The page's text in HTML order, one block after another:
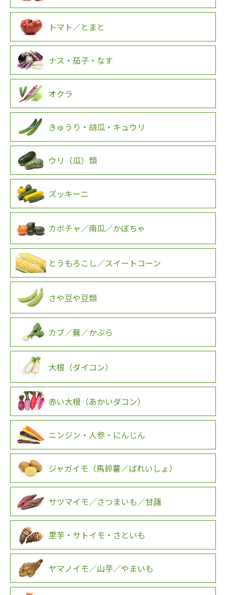
トマト／とまと
ナス・茄子・なす
オクラ
きゅうり・胡瓜・キュウリ
ウリ（瓜）類
ズッキーニ
カボチャ／南瓜／かぼちゃ
とうもろこし／スイートコーン
さや豆や豆類
カブ／蕪／かぶら
大根（ダイコン）
赤い大根（あかいダコン）
ニンジン・人参・にんじん
ジャガイモ（馬鈴薯／ばれいしょ）
サツマイモ／さつまいも／甘藷
里芋・サトイモ・さといも
ヤマノイモ／山芋／やまいも